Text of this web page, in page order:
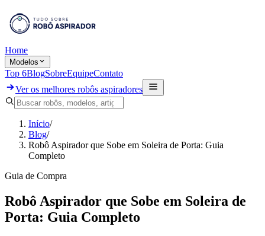
Home
Modelos
Top 6BlogSobreEquipeContato
Ver os melhores robôs aspiradores
Início/
Blog/
Robô Aspirador que Sobe em Soleira de Porta: Guia
Completo
Guia de Compra
Robô Aspirador que Sobe em Soleira de
Porta: Guia Completo